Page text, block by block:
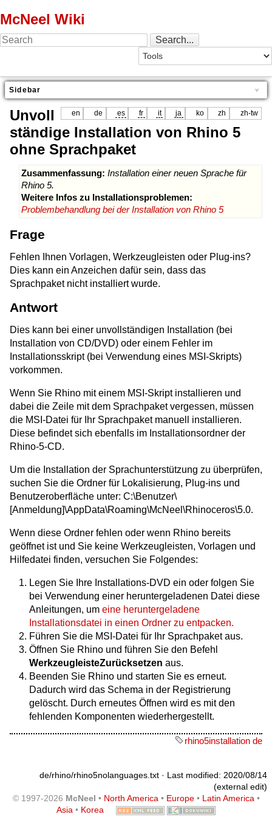
McNeel Wiki
Sidebar
en de es fr it ja ko zh zh-tw
Unvoll
ständige Installation von Rhino 5
ohne Sprachpaket
Zusammenfassung: Installation einer neuen Sprache für
Rhino 5.
Weitere Infos zu Installationsproblemen:
Problembehandlung bei der Installation von Rhino 5
Frage
Fehlen Ihnen Vorlagen, Werkzeugleisten oder Plug-ins?
Dies kann ein Anzeichen dafür sein, dass das
Sprachpaket nicht installiert wurde.
Antwort
Dies kann bei einer unvollständigen Installation (bei
Installation von CD/DVD) oder einem Fehler im
Installationsskript (bei Verwendung eines MSI-Skripts)
vorkommen.
Wenn Sie Rhino mit einem MSI-Skript installieren und
dabei die Zeile mit dem Sprachpaket vergessen, müssen
die MSI-Datei für Ihr Sprachpaket manuell installieren.
Diese befindet sich ebenfalls im Installationsordner der
Rhino-5-CD.
Um die Installation der Sprachunterstützung zu überprüfen,
suchen Sie die Ordner für Lokalisierung, Plug-ins und
Benutzeroberfläche unter: C:\Benutzer\
[Anmeldung]\AppData\Roaming\McNeel\Rhinoceros\5.0.
Wenn diese Ordner fehlen oder wenn Rhino bereits
geöffnet ist und Sie keine Werkzeugleisten, Vorlagen und
Hilfedatei finden, versuchen Sie Folgendes:
Legen Sie Ihre Installations-DVD ein oder folgen Sie
bei Verwendung einer heruntergeladenen Datei diese
Anleitungen, um eine heruntergeladene
Installationsdatei in einen Ordner zu entpacken.
Führen Sie die MSI-Datei für Ihr Sprachpaket aus.
Öffnen Sie Rhino und führen Sie den Befehl
WerkzeugleisteZurücksetzen aus.
Beenden Sie Rhino und starten Sie es erneut.
Dadurch wird das Schema in der Registrierung
gelöscht. Durch erneutes Öffnen wird es mit den
fehlenden Komponenten wiederhergestellt.
rhino5installation de
de/rhino/rhino5nolanguages.txt · Last modified: 2020/08/14
(external edit)
© 1997-2026 McNeel • North America • Europe• Latin America •
Asia • Korea